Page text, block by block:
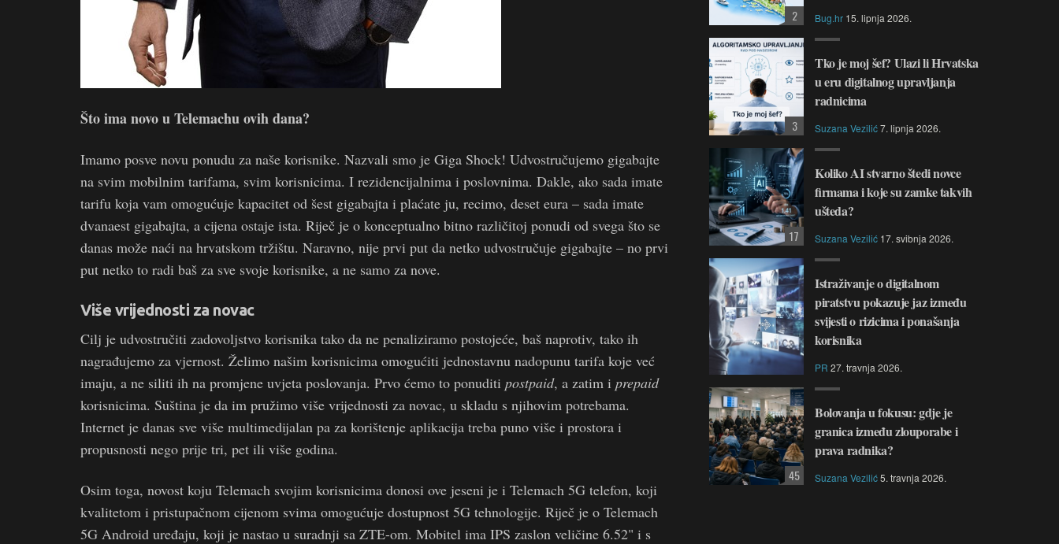
Što ima novo u Telemachu ovih dana?
Imamo posve novu ponudu za naše korisnike. Nazvali smo je Giga Shock! Udvostručujemo gigabajte
na svim mobilnim tarifama, svim korisnicima. I rezidencijalnima i poslovnima. Dakle, ako sada imate
tarifu koja vam omogućuje kapacitet od šest gigabajta i plaćate ju, recimo, deset eura – sada imate
dvanaest gigabajta, a cijena ostaje ista. Riječ je o konceptualno bitno različitoj ponudi od svega što se
danas može naći na hrvatskom tržištu. Naravno, nije prvi put da netko udvostručuje gigabajte – no prvi
put netko to radi baš za sve svoje korisnike, a ne samo za nove.
Više vrijednosti za novac
Cilj je udvostručiti zadovoljstvo korisnika tako da ne penaliziramo postojeće, baš naprotiv, tako ih
nagrađujemo za vjernost. Želimo našim korisnicima omogućiti jednostavnu nadopunu tarifa koje već
imaju, a ne siliti ih na promjene uvjeta poslovanja. Prvo ćemo to ponuditi postpaid, a zatim i prepaid
korisnicima. Suština je da im pružimo više vrijednosti za novac, u skladu s njihovim potrebama.
Internet je danas sve više multimedijalan pa za korištenje aplikacija treba puno više i prostora i
propusnosti nego prije tri, pet ili više godina.
Osim toga, novost koju Telemach svojim korisnicima donosi ove jeseni je i Telemach 5G telefon, koji
kvalitetom i pristupačnom cijenom svima omogućuje dostupnost 5G tehnologije. Riječ je o Telemach
5G Android uređaju, koji je nastao u suradnji sa ZTE-om. Mobitel ima IPS zaslon veličine 6.52" i s
Bug.hr 15. lipnja 2026.
2
Tko je moj šef? Ulazi li Hrvatska
u eru digitalnog upravljanja
radnicima
Suzana Vezilić7. lipnja 2026.
3
Koliko AI stvarno štedi novce
firmama i koje su zamke takvih
ušteda?
Suzana Vezilić 17. svibnja 2026.
17
Istraživanje o digitalnom
piratstvu pokazuje jaz između
svijesti o rizicima i ponašanja
korisnika
PR 27. travnja 2026.
Bolovanja u fokusu: gdje je
granica između zlouporabe i
prava radnika?
Suzana Vezilić5. travnja 2026.
45